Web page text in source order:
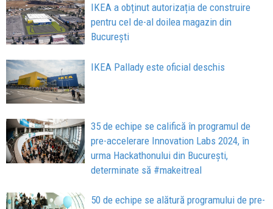
IKEA a obținut autorizația de construire
pentru cel de-al doilea magazin din
București
IKEA Pallady este oficial deschis
35 de echipe se califică în programul de
pre-accelerare Innovation Labs 2024, în
urma Hackathonului din București,
determinate să #makeitreal
50 de echipe se alătură programului de pre-